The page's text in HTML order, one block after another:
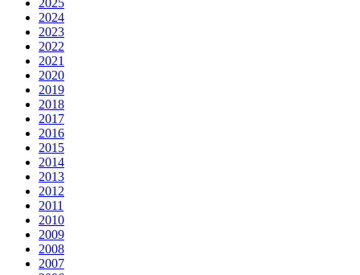
2025
2024
2023
2022
2021
2020
2019
2018
2017
2016
2015
2014
2013
2012
2011
2010
2009
2008
2007